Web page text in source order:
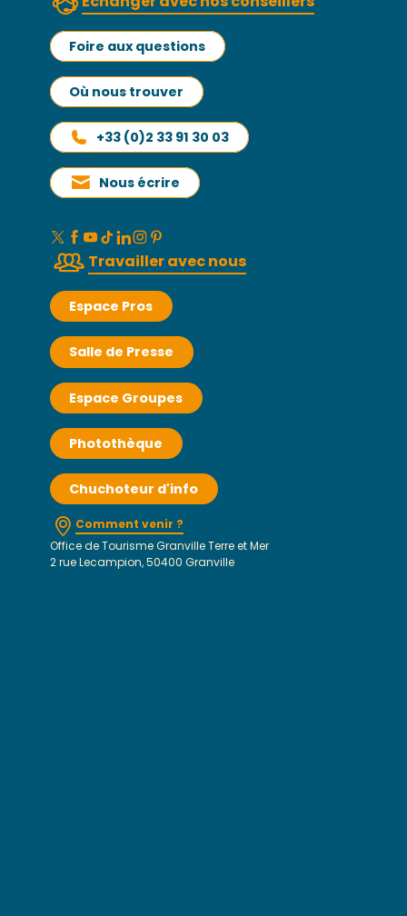
Foire aux questions
Où nous trouver
+33 (0)2 33 91 30 03
Nous écrire
Travailler avec nous
Espace Pros
Salle de Presse
Espace Groupes
Photothèque
Chuchoteur d'info
Comment venir ?
Office de Tourisme Granville Terre et Mer
2 rue Lecampion, 50400 Granville